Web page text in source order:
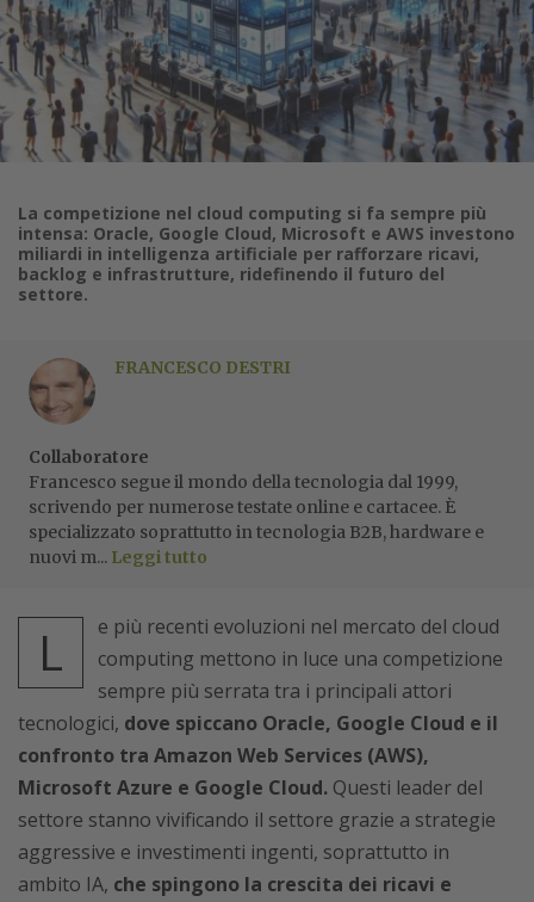
La competizione nel cloud computing si fa sempre più
intensa: Oracle, Google Cloud, Microsoft e AWS investono
miliardi in intelligenza artificiale per rafforzare ricavi,
backlog e infrastrutture, ridefinendo il futuro del
settore.
FRANCESCO DESTRI
Collaboratore
Francesco segue il mondo della tecnologia dal 1999,
scrivendo per numerose testate online e cartacee. È
specializzato soprattutto in tecnologia B2B, hardware e
nuovi m... Leggi tutto
L
e più recenti evoluzioni nel mercato del cloud
computing mettono in luce una competizione
sempre più serrata tra i principali attori
tecnologici, dove spiccano Oracle, Google Cloud e il
confronto tra Amazon Web Services (AWS),
Microsoft Azure e Google Cloud. Questi leader del
settore stanno vivificando il settore grazie a strategie
aggressive e investimenti ingenti, soprattutto in
ambito IA, che spingono la crescita dei ricavi e